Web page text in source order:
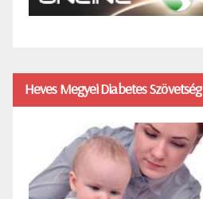
Heves Megyei Diabetes Szövetség